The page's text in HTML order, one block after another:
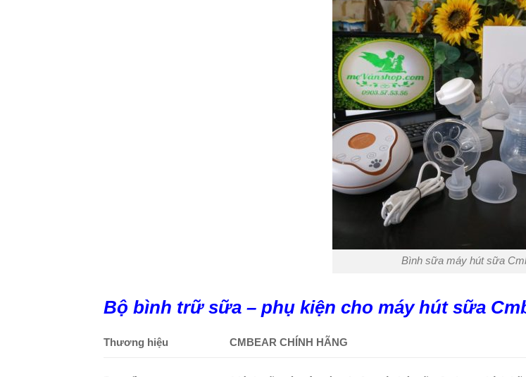
Bình sữa máy hút sữa
Bộ bình trữ sữa – phụ kiện cho máy hút sữa
Thương hiệu CMBEAR CHÍNH HÃNG